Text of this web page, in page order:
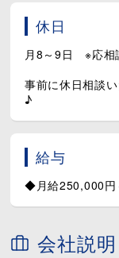
休日
月8～9日 ※応相
事前に休日相談
♪
給与
◆月給250,000円
会社説明